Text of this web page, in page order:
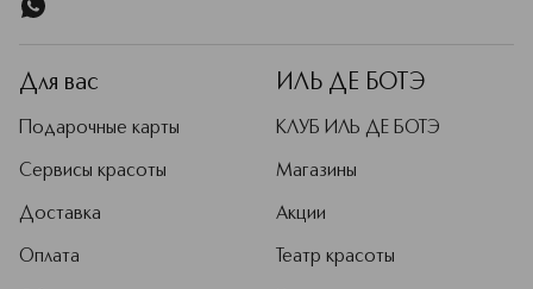
Для вас
Подарочные карты
Сервисы красоты
Доставка
Оплата
ИЛЬ ДЕ БОТЭ
КЛУБ ИЛЬ ДЕ БОТЭ
Магазины
Акции
Театр красоты